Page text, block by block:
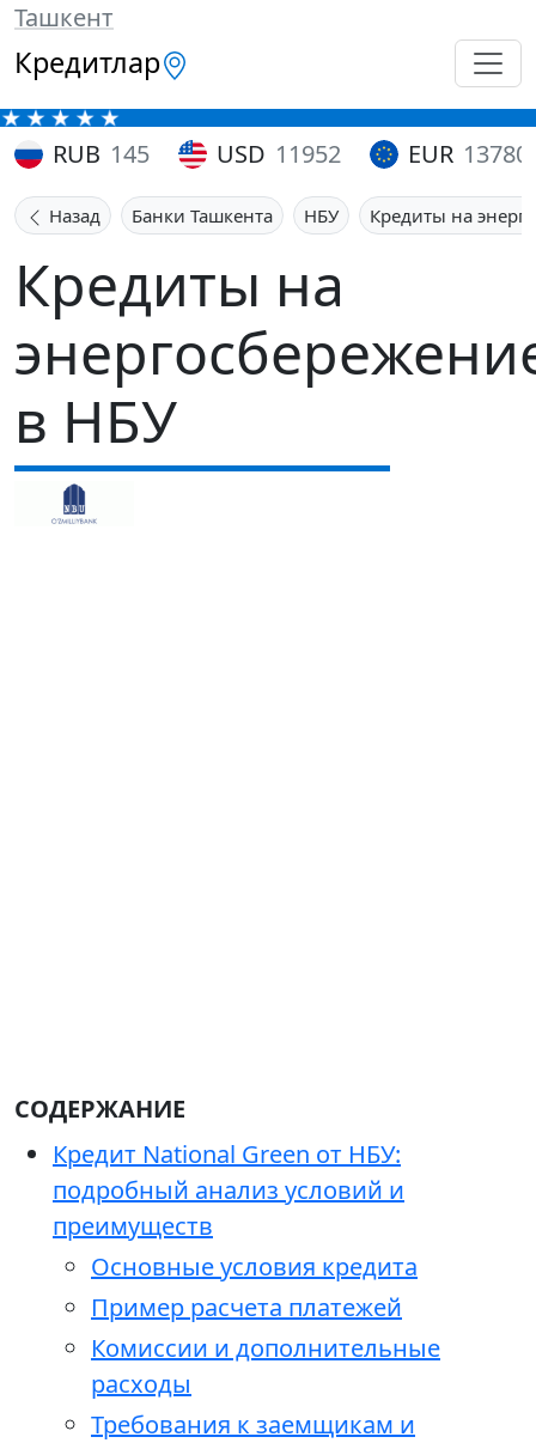
Ташкент
Кредитлар
RUB 145 USD 11952 EUR 13780
Назад Банки Ташкента НБУ Кредиты на
Кредиты на
в НБУ
СОДЕРЖАНИЕ
Кредит National Green от НБУ:
подробный анализ условий и
преимуществ
Основные условия кредита
Пример расчета платежей
Комиссии и дополнительные
расходы
Требования к заемщикам и